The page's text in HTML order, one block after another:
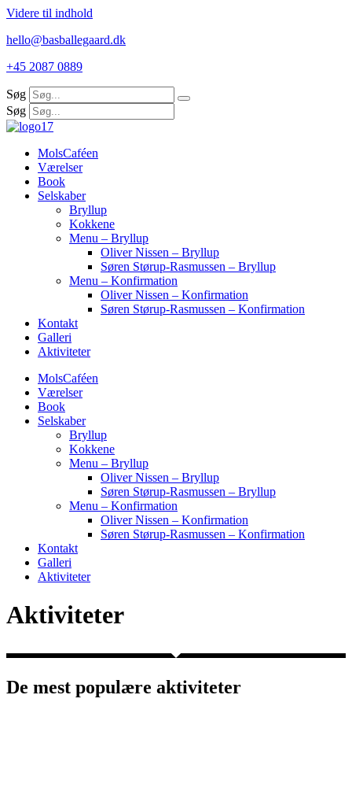
Videre til indhold
hello@basballegaard.dk
+45 2087 0889
Søg
Søg
MolsCaféen
Værelser
Book
Selskaber
Bryllup
Kokkene
Menu – Bryllup
Oliver Nissen – Bryllup
Søren Størup-Rasmussen – Bryllup
Menu – Konfirmation
Oliver Nissen – Konfirmation
Søren Størup-Rasmussen – Konfirmation
Kontakt
Galleri
Aktiviteter
MolsCaféen
Værelser
Book
Selskaber
Bryllup
Kokkene
Menu – Bryllup
Oliver Nissen – Bryllup
Søren Størup-Rasmussen – Bryllup
Menu – Konfirmation
Oliver Nissen – Konfirmation
Søren Størup-Rasmussen – Konfirmation
Kontakt
Galleri
Aktiviteter
Aktiviteter
De mest populære aktiviteter